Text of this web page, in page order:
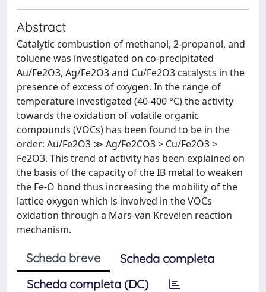
Abstract
Catalytic combustion of methanol, 2-propanol, and
toluene was investigated on co-precipitated
Au/Fe2O3, Ag/Fe2O3 and Cu/Fe2O3 catalysts in the
presence of excess of oxygen. In the range of
temperature investigated (40-400 °C) the activity
towards the oxidation of volatile organic
compounds (VOCs) has been found to be in the
order: Au/Fe2O3 ≫ Ag/Fe2CO3 > Cu/Fe2O3 >
Fe2O3. This trend of activity has been explained on
the basis of the capacity of the IB metal to weaken
the Fe-O bond thus increasing the mobility of the
lattice oxygen which is involved in the VOCs
oxidation through a Mars-van Krevelen reaction
mechanism.
Scheda breve
Scheda completa
Scheda completa (DC)